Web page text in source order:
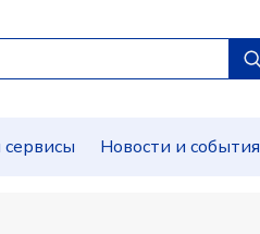
Новости и события